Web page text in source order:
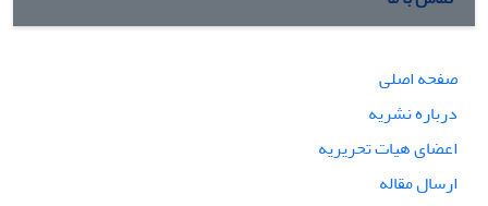
صفحه اصلی
درباره نشریه
اعضای هیات تحریریه
ارسال مقاله